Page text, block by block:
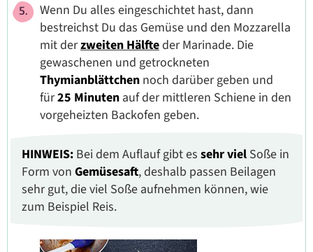
Wenn Du alles eingeschichtet hast, dann
bestreichst Du das Gemüse und den Mozzarella
mit derzweiten Hälfteder Marinade. Die
gewaschenen und getrockneten
Thymianblättchen noch darüber geben und
für25 Minuten auf der mittleren Schiene in den
vorgeheizten Backofen geben.
HINWEIS: Bei dem Auflauf gibt es sehr viel Soße in
Form von Gemüsesaft, deshalb passen Beilagen
sehr gut, die viel Soße aufnehmen können, wie
zum Beispiel Reis.